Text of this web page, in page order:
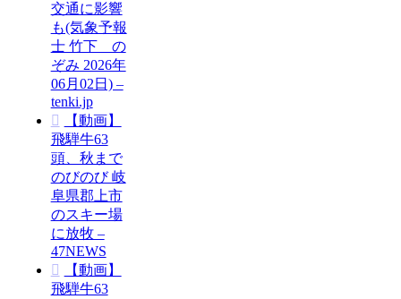
交通に影響
も(気象予報
士 竹下 の
ぞみ 2026年
06月02日) –
tenki.jp
【動画】
飛騨牛63
頭、秋まで
のびのび 岐
阜県郡上市
のスキー場
に放牧 –
47NEWS
【動画】
飛騨牛63